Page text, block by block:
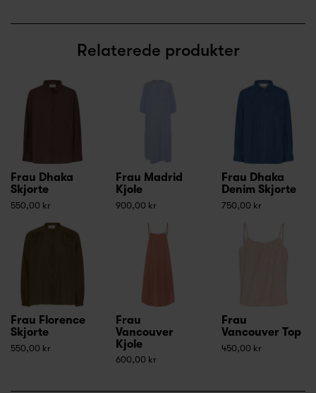
Relaterede produkter
Frau Dhaka
Skjorte
550,00 kr
Frau Madrid
Kjole
900,00 kr
Frau Dhaka
Denim Skjorte
750,00 kr
Frau Florence
Skjorte
550,00 kr
Frau
Vancouver
Kjole
600,00 kr
Frau
Vancouver Top
450,00 kr